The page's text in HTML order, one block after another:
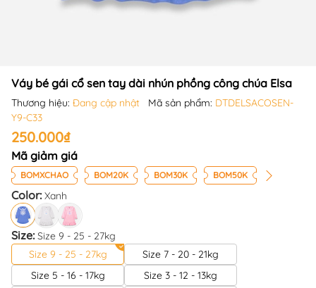
Váy bé gái cổ sen tay dài nhún phồng công chúa Elsa
Thương hiệu: Đang cập nhật Mã sản phẩm: DTDELSACOSEN-
Y9-C33
250.000₫
Mã giảm giá
BOMXCHAO BOM20K BOM30K BOM50K
Color:Xanh
Size:Size 9 - 25 - 27kg
Size 9 - 25 - 27kg
Size 7 - 20 - 21kg
Size 5 - 16 - 17kg
Size 3 - 12 - 13kg